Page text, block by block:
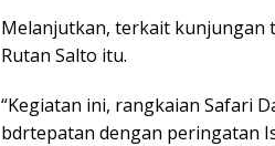
Melanjutkan, terkait kunjungan
Rutan Salto itu.
“Kegiatan ini, rangkaian Safari
bdrtepatan dengan peringatan